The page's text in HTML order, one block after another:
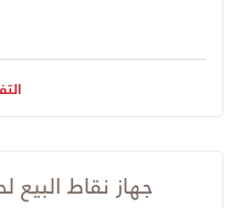
جهاز نقاط البيع